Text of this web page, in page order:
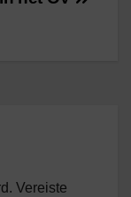
Vereiste